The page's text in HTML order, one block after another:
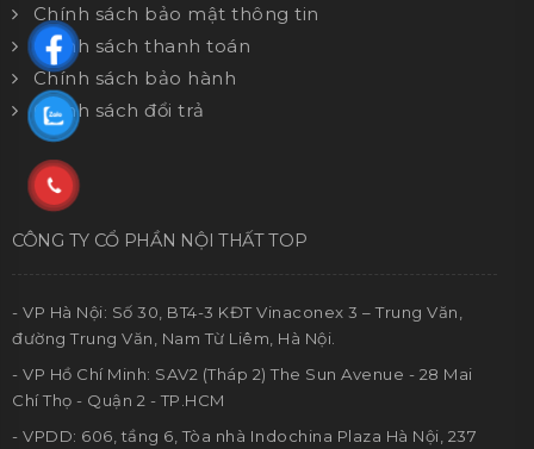
Chính sách bảo mật thông tin
Chính sách thanh toán
Chính sách bảo hành
Chính sách đổi trả
CÔNG TY CỔ PHẦN NỘI THẤT TOP
- VP Hà Nội: Số 30, BT4-3 KĐT Vinaconex 3 – Trung Văn,
đường Trung Văn, Nam Từ Liêm, Hà Nội.
- VP Hồ Chí Minh: SAV2 (Tháp 2) The Sun Avenue - 28 Mai
Chí Thọ - Quận 2 - TP.HCM
- VPDD: 606, tầng 6, Tòa nhà Indochina Plaza Hà Nội, 237